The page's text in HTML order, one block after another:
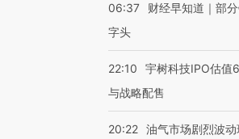
06:37
财经早知道｜部
字头
22:10
宇树科技IPO估值
与战略配售
20:22 油气市场剧烈波